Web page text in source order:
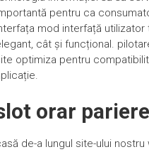
pentru ca
mod interfață
cât și funcțional.
optimiza pentru
orar
de-a lungul site-ului